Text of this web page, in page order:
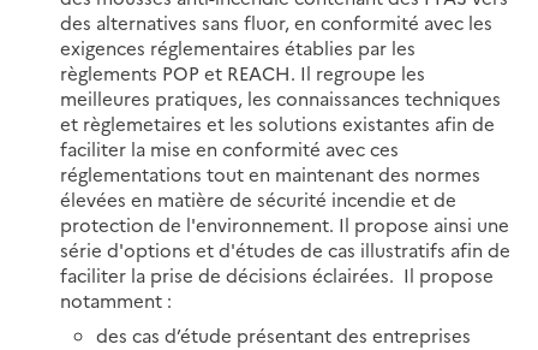
des alternatives sans fluor, en conformité avec les
exigences réglementaires établies par les
règlements POP et REACH. Il regroupe les
meilleures pratiques, les connaissances techniques
et règlemetaires et les solutions existantes afin de
faciliter la mise en conformité avec ces
réglementations tout en maintenant des normes
élevées en matière de sécurité incendie et de
protection de l'environnement. Il propose ainsi une
série d'options et d'études de cas illustratifs afin de
faciliter la prise de décisions éclairées. Il propose
notamment :
des cas d’étude présentant des entreprises